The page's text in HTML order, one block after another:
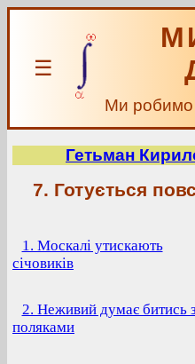
☰
Ми робимо
Гетьман
7. Готується
1. Москалі утискають
січовиків
2. Неживий думає битись з
поляками